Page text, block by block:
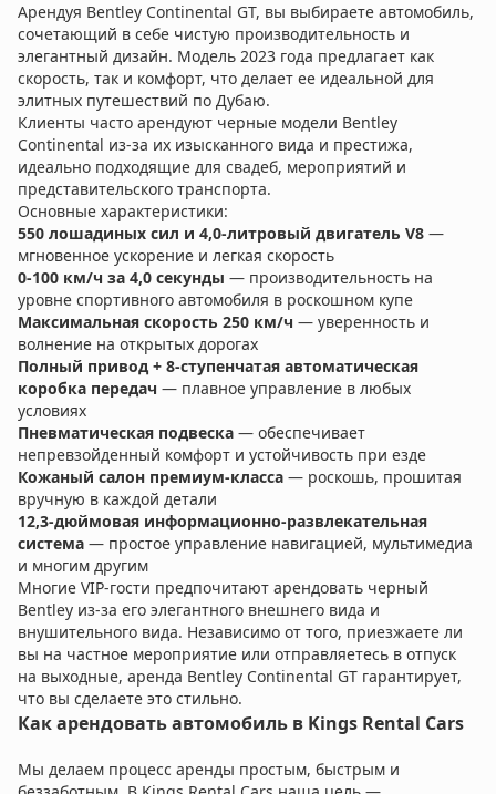
Арендуя Bentley Continental GT, вы выбираете автомобиль,
сочетающий в себе чистую производительность и
элегантный дизайн. Модель 2023 года предлагает как
скорость, так и комфорт, что делает ее идеальной для
элитных путешествий по Дубаю.
Клиенты часто арендуют черные модели Bentley
Continental из-за их изысканного вида и престижа,
идеально подходящие для свадеб, мероприятий и
представительского транспорта.
Основные характеристики:
550 лошадиных сил и 4,0-литровый двигатель V8 —
мгновенное ускорение и легкая скорость
0-100 км/ч за 4,0 секунды — производительность на
уровне спортивного автомобиля в роскошном купе
Максимальная скорость 250 км/ч — уверенность и
волнение на открытых дорогах
Полный привод + 8-ступенчатая автоматическая
коробка передач — плавное управление в любых
условиях
Пневматическая подвеска — обеспечивает
непревзойденный комфорт и устойчивость при езде
Кожаный салон премиум-класса — роскошь, прошитая
вручную в каждой детали
12,3-дюймовая информационно-развлекательная
система — простое управление навигацией, мультимедиа
и многим другим
Многие VIP-гости предпочитают арендовать черный
Bentley из-за его элегантного внешнего вида и
внушительного вида. Независимо от того, приезжаете ли
вы на частное мероприятие или отправляетесь в отпуск
на выходные, аренда Bentley Continental GT гарантирует,
что вы сделаете это стильно.
Как арендовать автомобиль в Kings Rental Cars
Мы делаем процесс аренды простым, быстрым и